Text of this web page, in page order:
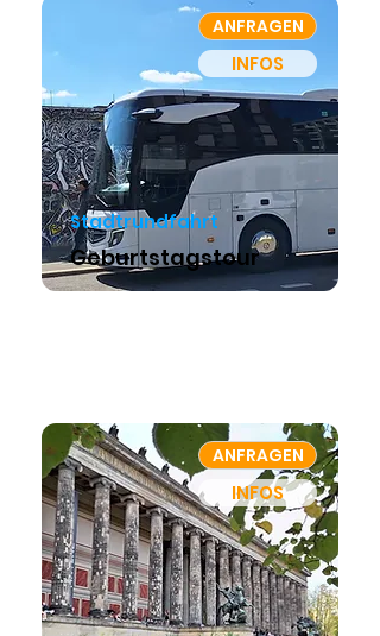
ANFRAGEN
INFOS
Stadtrundfahrt
Geburtstagstour
ANFRAGEN
INFOS